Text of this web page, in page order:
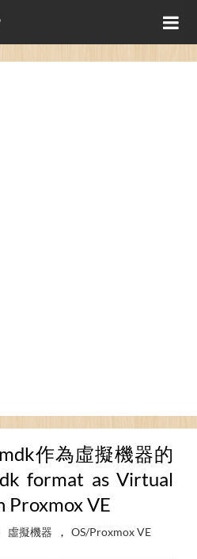
作為虛擬機器的
format as Virtual
Proxmox VE
虛擬機器 ,OS/Proxmox VE